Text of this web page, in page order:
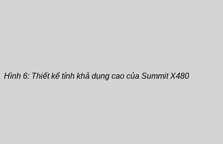
Hình 6: Thiết kế tính khả dụng cao của Summit X480